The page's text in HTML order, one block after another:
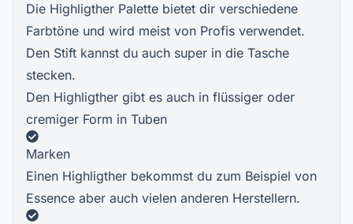
Die Highligther Palette bietet dir verschiedene
Farbtöne und wird meist von Profis verwendet.
Den Stift kannst du auch super in die Tasche
stecken.
Den Highligther gibt es auch in flüssiger oder
cremiger Form in Tuben
Marken
Einen Highligther bekommst du zum Beispiel von
Essence aber auch vielen anderen Herstellern.